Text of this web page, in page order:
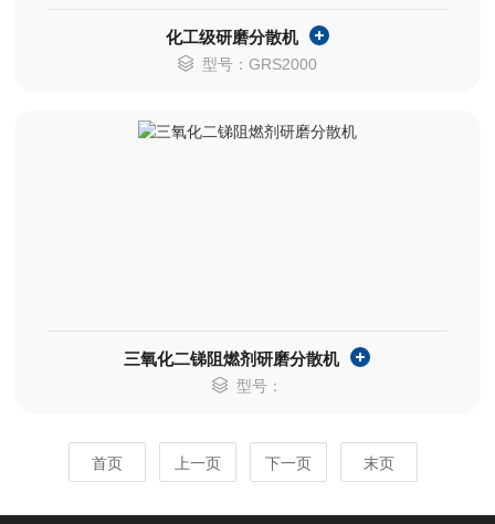
化工级研磨分散机
型号：GRS2000
三氧化二锑阻燃剂研磨分散机
型号：
首页 上一页 下一页 末页